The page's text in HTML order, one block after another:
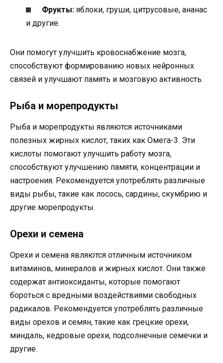
Фрукты: яблоки, груши, цитрусовые, ананас
и другие.
Они помогут улучшить кровоснабжение мозга,
способствуют формированию новых нейронных
связей и улучшают память и мозговую активность.
Рыба и морепродукты
Рыба и морепродукты являются источниками
полезных жирных кислот, таких как Омега-3. Эти
кислоты помогают улучшить работу мозга,
способствуют улучшению памяти, концентрации и
настроения. Рекомендуется употреблять различные
виды рыбы, такие как лосось, сардины, скумбрию и
другие морепродукты.
Орехи и семена
Орехи и семена являются отличным источником
витаминов, минералов и жирных кислот. Они также
содержат антиоксиданты, которые помогают
бороться с вредными воздействиями свободных
радикалов. Рекомендуется употреблять различные
виды орехов и семян, такие как грецкие орехи,
миндаль, кедровые орехи, подсолнечные семечки и
другие.